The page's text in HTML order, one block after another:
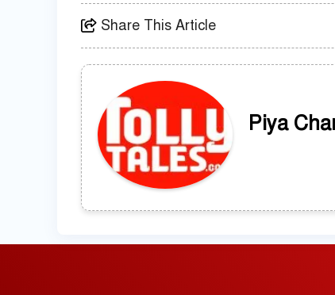
Share This Article
Piya